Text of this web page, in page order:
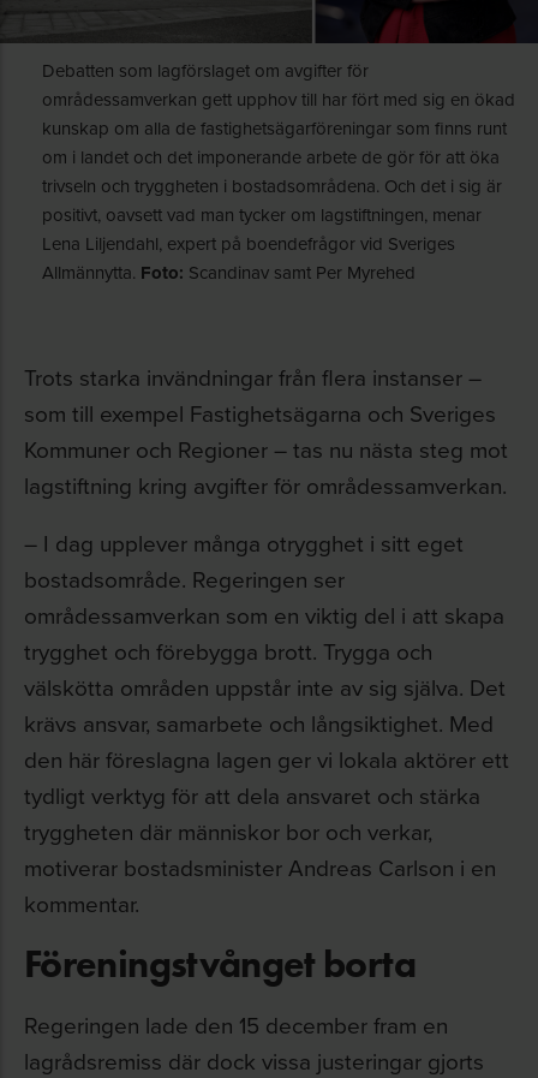
Debatten som lagförslaget om avgifter för
områdessamverkan gett upphov till har fört med sig en ökad
kunskap om alla de fastighetsägarföreningar som finns runt
om i landet och det imponerande arbete de gör för att öka
trivseln och tryggheten i bostadsområdena. Och det i sig är
positivt, oavsett vad man tycker om lagstiftningen, menar
Lena Liljendahl, expert på boendefrågor vid Sveriges
Allmännytta. Foto: Scandinav samt Per Myrehed
Trots starka invändningar från flera instanser –
som till exempel Fastighetsägarna och Sveriges
Kommuner och Regioner – tas nu nästa steg mot
lagstiftning kring avgifter för områdessamverkan.
– I dag upplever många otrygghet i sitt eget
bostadsområde. Regeringen ser
områdessamverkan som en viktig del i att skapa
trygghet och förebygga brott. Trygga och
välskötta områden uppstår inte av sig själva. Det
krävs ansvar, samarbete och långsiktighet. Med
den här föreslagna lagen ger vi lokala aktörer ett
tydligt verktyg för att dela ansvaret och stärka
tryggheten där människor bor och verkar,
motiverar bostadsminister Andreas Carlson i en
kommentar.
Föreningstvånget borta
Regeringen lade den 15 december fram en
lagrådsremiss där dock vissa justeringar gjorts